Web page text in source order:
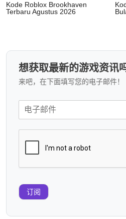
Kode Roblox Brookhaven
Terbaru Agustus 2026
想获取最新的游戏资讯
来吧，在下面填写您的电子邮件！
订阅